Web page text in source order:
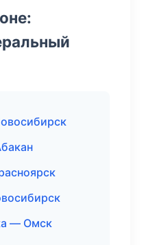
— Омск